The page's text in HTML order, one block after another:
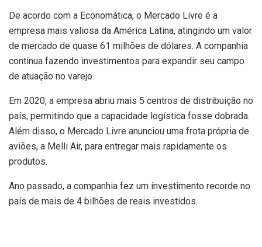
De acordo com a Economática, o Mercado Livre é a
empresa mais valiosa da América Latina, atingindo um valor
de mercado de quase 61 milhões de dólares. A companhia
continua fazendo investimentos para expandir seu campo
de atuação no varejo.
Em 2020, a empresa abriu mais 5 centros de distribuição no
país, permitindo que a capacidade logística fosse dobrada.
Além disso, o Mercado Livre anunciou uma frota própria de
aviões, a Melli Air, para entregar mais rapidamente os
produtos.
Ano passado, a companhia fez um investimento recorde no
país de mais de 4 bilhões de reais investidos.